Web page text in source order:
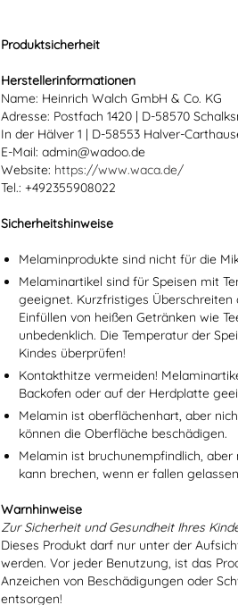
Produktsicherheit
Herstellerinformationen
Name: Heinrich Walch GmbH & Co. KG
Adresse: Postfach 1420 | D-58570
In der Hälver 1 | D-58553 Halver-
E-Mail: admin@wadoo.de
Website: https://www.waca.de/
Tel.: +492355908022
Sicherheitshinweise
Melaminprodukte sind nicht für die
Melaminartikel sind für Speisen mit
geeignet. Kurzfristiges Überschreiten
Einfüllen von heißen Getränken wie
unbedenklich. Die Temperatur der
Kindes überprüfen!
Kontakthitze vermeiden!
Backofen oder auf der Herdplatte
Melamin ist oberflächenhart, aber
können die Oberfläche beschädigen.
Melamin ist bruchunempfindlich,
kann brechen, wenn er fallen
Warnhinweise
Zur Sicherheit und Gesundheit Ihres
Dieses Produkt darf nur unter der
werden. Vor jeder Benutzung, ist das
Anzeichen von Beschädigungen oder
entsorgen!